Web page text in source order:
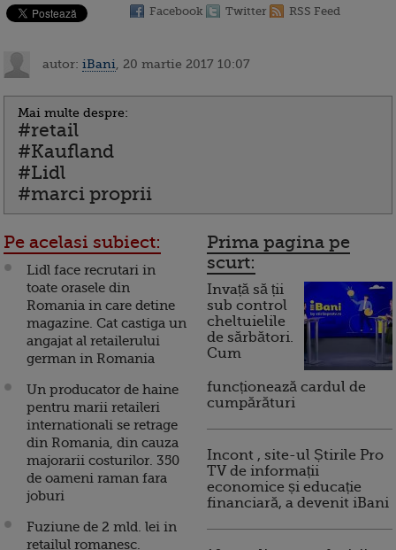
Facebook Twitter RSS Feed
autor: iBani , 20 martie 2017 10:07
Mai multe despre:
#retail
#Kaufland
#Lidl
#marci proprii
Pe acelasi subiect:
Lidl face recrutari in
toate orasele din
Romania in care detine
magazine. Cat castiga un
angajat al retailerului
german in Romania
Un producator de haine
pentru marii retaileri
internationali se retrage
din Romania, din cauza
majorarii costurilor. 350
de oameni raman fara
joburi
Fuziune de 2 mld. lei in
retailul romanesc.
Prima pagina pe
scurt:
Invață să ții
sub control
cheltuielile
de sărbători.
Cum
funcționează cardul de
cumpărături
Incont , site-ul Știrile Pro
TV de informații
economice și educație
financiară, a devenit iBani